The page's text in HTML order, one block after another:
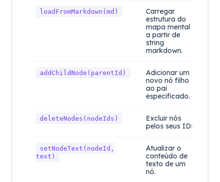
loadFromMarkdown(md)
Carregar
estrutura do
mapa mental
a partir de
string
markdown.
addChildNode(parentId)
Adicionar um
novo nó filho
ao pai
especificado.
deleteNodes(nodeIds)
Excluir nós
pelos seus IDs.
setNodeText(nodeId,
text)
Atualizar o
conteúdo de
texto de um
nó.